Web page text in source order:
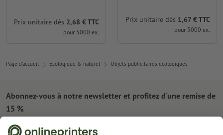
Prix unitaire dès 2,68 € TTC
pour 5000 ex.
Prix unitaire dès 1,67 € TTC
pour 5000 ex.
Page d'accueil Écologique & naturel Objets publicitaires écologiques
Abonnez-vous à notre newsletter et profitez d'une remise de
15 %